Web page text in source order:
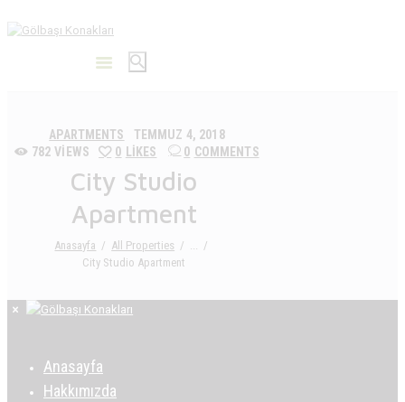
APARTMENTS
TEMMUZ 4, 2018
782 VIEWS 0 LIKES 0 COMMENTS
City Studio
Apartment
Anasayfa All Properties
City Studio Apartment
Anasayfa
Hakkımızda